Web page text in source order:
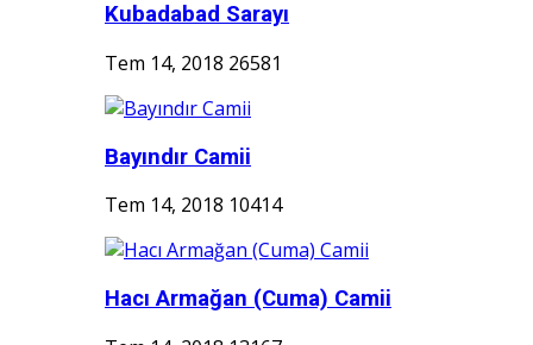
Kubadabad Sarayı
Tem 14, 2018 26581
Bayındır Camii
Tem 14, 2018 10414
Hacı Armağan (Cuma) Camii